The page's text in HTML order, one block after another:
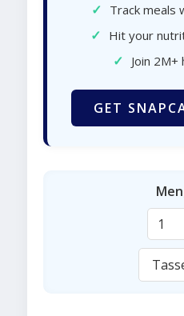
✓ Track meals
✓ Hit your
✓ Join
GET